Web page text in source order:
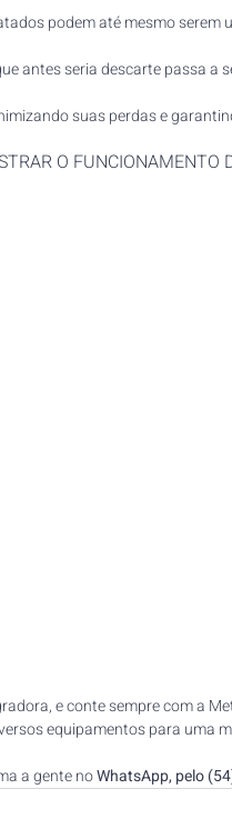
podem até mesmo serem
antes seria descarte passa a
suas perdas e
O FUNCIONAMENTO
e conte sempre com a
equipamentos para uma
a gente no WhatsApp, pelo